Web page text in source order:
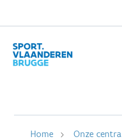
Home Onze centra